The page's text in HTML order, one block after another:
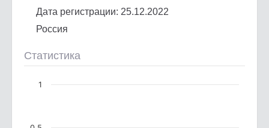
Дата регистрации: 25.12.2022
Россия
Статистика
1